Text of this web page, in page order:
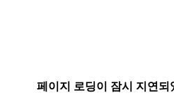
페이지 로딩이 잠시 지연